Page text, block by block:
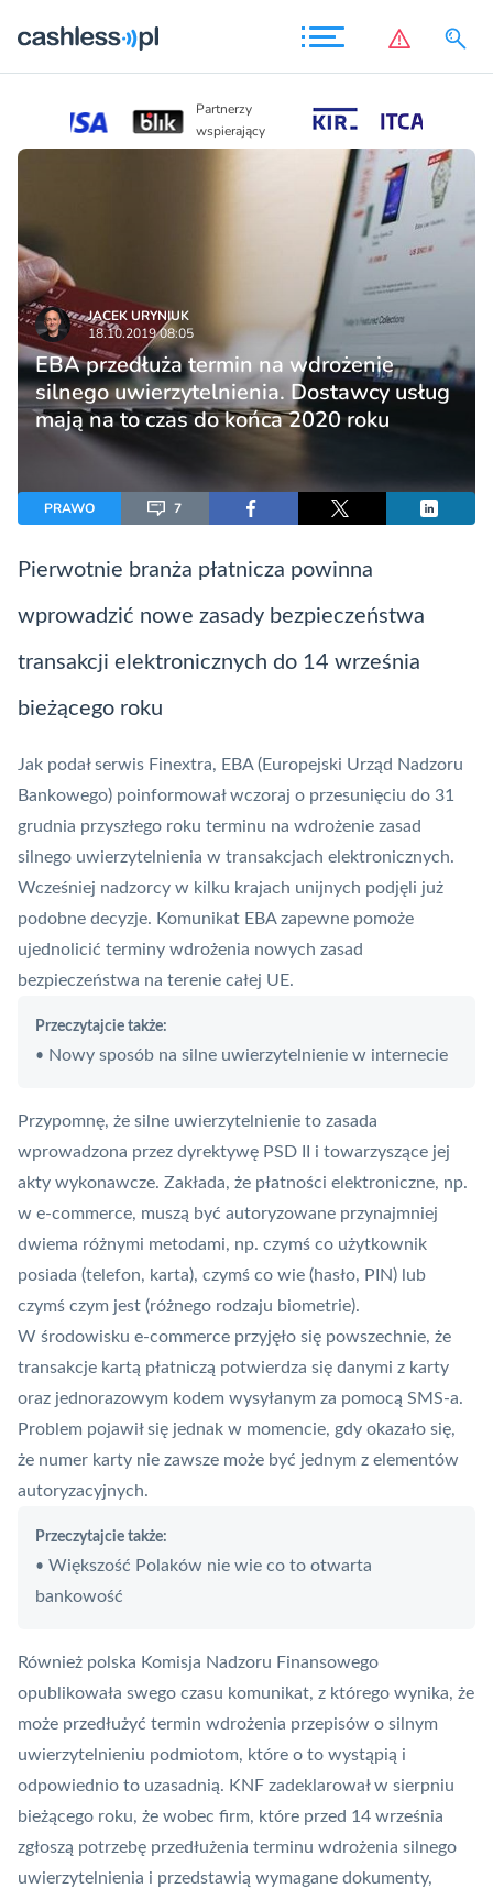
Partnerzy
wspierający
JACEK URYNIUK
18.10.2019 08:05
EBA przedłuża termin na wdrożenie
silnego uwierzytelnienia. Dostawcy usług
mają na to czas do końca 2020 roku
PRAWO 7
Pierwotnie branża płatnicza powinna
wprowadzić nowe zasady bezpieczeństwa
transakcji elektronicznych do 14 września
bieżącego roku
Jak podał serwis Finextra, EBA (Europejski Urząd Nadzoru
Bankowego) poinformował wczoraj o przesunięciu do 31
grudnia przyszłego roku terminu na wdrożenie zasad
silnego uwierzytelnienia w transakcjach elektronicznych.
Wcześniej nadzorcy w kilku krajach unijnych podjęli już
podobne decyzje. Komunikat EBA zapewne pomoże
ujednolicić terminy wdrożenia nowych zasad
bezpieczeństwa na terenie całej UE.
Przeczytajcie także:
• Nowy sposób na silne uwierzytelnienie w internecie
Przypomnę, że silne uwierzytelnienie to zasada
wprowadzona przez dyrektywę PSD II
i towarzyszące jej
akty wykonawcze. Zakłada, że płatności elektroniczne, np.
w e-commerce, muszą być autoryzowane przynajmniej
dwiema różnymi metodami, np. czymś co użytkownik
posiada (telefon, karta), czymś co wie (hasło, PIN) lub
czymś czym jest (różnego rodzaju biometrie).
W środowisku e-commerce przyjęło się powszechnie, że
transakcje kartą płatniczą potwierdza się danymi z karty
oraz jednorazowym kodem wysyłanym za pomocą SMS-a.
Problem pojawił się jednak w momencie, gdy okazało się,
że numer karty nie zawsze może być jednym z elementów
autoryzacyjnych.
Przeczytajcie także:
• Większość Polaków nie wie co to otwarta
bankowość
Również polska Komisja Nadzoru Finansowego
opublikowała swego czasu komunikat, z którego wynika, że
może przedłużyć termin wdrożenia przepisów o silnym
uwierzytelnieniu podmiotom, które o to wystąpią i
odpowiednio to uzasadnią. KNF zadeklarował w sierpniu
bieżącego roku, że wobec firm, które przed 14 września
zgłoszą potrzebę przedłużenia terminu wdrożenia silnego
uwierzytelnienia i przedstawią wymagane dokumenty,